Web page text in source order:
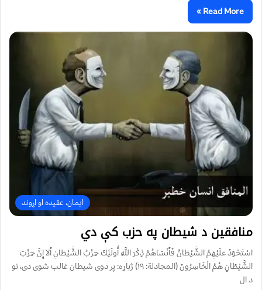
Read More »
ایمان، عقیده او اړوند
منافقين د شيطان په حزب کې دي
اسْتَحْوَذَ عَلَيْهِمُ الشَّيْطَانُ فَأَنْسَاهُمْ ذِكْرَ اللَّهِ أُولَئِكَ حِزْبُ الشَّيْطَانِ أَلا إِنَّ حِزْبَ
الشَّيْطَانِ هُمُ الْخَاسِرُونَ (المجادلة: ١٩) ژباړه: پر دوی شیطان غالب شوی دی، نو
د ال